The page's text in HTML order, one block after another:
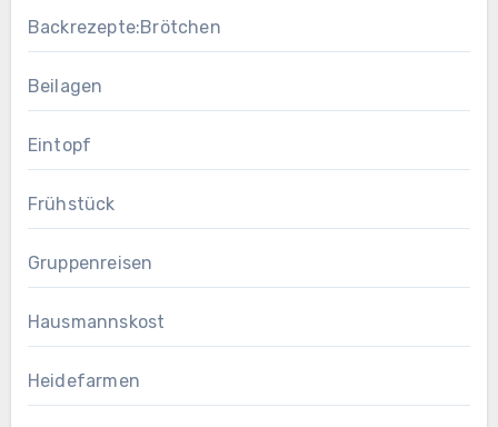
Backrezepte:Brötchen
Beilagen
Eintopf
Frühstück
Gruppenreisen
Hausmannskost
Heidefarmen